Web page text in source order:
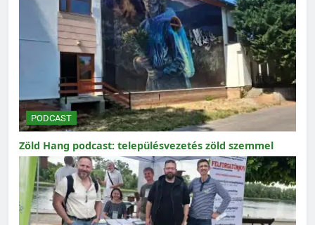
PODCAST
Zöld Hang podcast: településvezetés zöld szemmel